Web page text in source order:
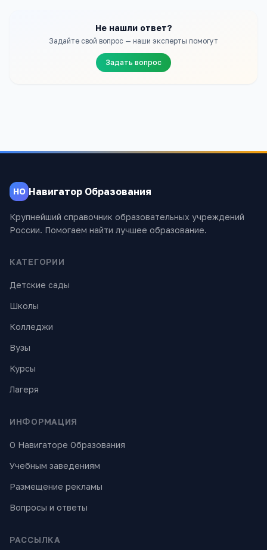
Не нашли ответ?
Задайте свой вопрос — наши эксперты помогут
Задать вопрос
НО Навигатор Образования
Крупнейший справочник образовательных учреждений
России. Помогаем найти лучшее образование.
КАТЕГОРИИ
Детские сады
Школы
Колледжи
Вузы
Курсы
Лагеря
ИНФОРМАЦИЯ
О Навигаторе Образования
Учебным заведениям
Размещение рекламы
Вопросы и ответы
РАССЫЛКА